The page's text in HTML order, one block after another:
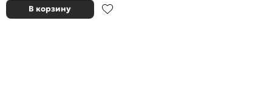
В корзину